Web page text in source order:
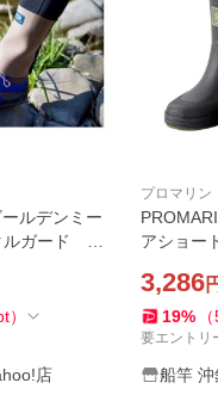
ルデンミー
ガード 夏
）
店
プロマリン
アショー
3,286
19% （
要エントリ
船竿 沖